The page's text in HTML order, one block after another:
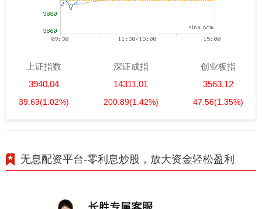
上证指数
3940.04
39.69(1.02%)
深证成指
14311.01
200.89(1.42%)
创业板指
3563.12
47.56(1.35%)
无息配资平台-零利息炒股，放大资金轻松盈利